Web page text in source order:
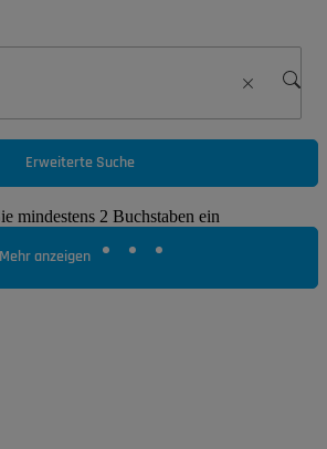
Erweiterte Suche
mindestens 2 Buchstaben ein
Mehr anzeigen